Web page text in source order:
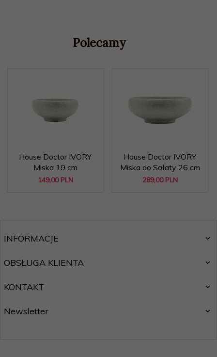
Polecamy
House Doctor IVORY
Miska 19 cm
149,00 PLN
House Doctor IVORY
Miska do Sałaty 26 cm
289,00 PLN
INFORMACJE
OBSŁUGA KLIENTA
KONTAKT
Newsletter